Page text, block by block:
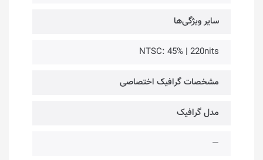
سایر ویژگی‌ها
NTSC: 45% | 220nits
مشخصات گرافیک اختصاصی
مدل گرافیک
—